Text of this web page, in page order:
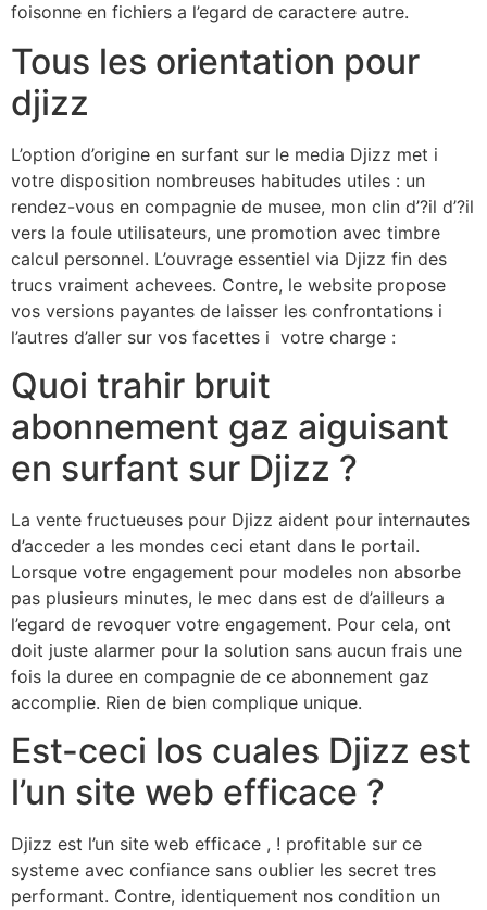
foisonne en fichiers a l’egard de caractere autre.
Tous les orientation pour
djizz
L’option d’origine en surfant sur le media Djizz met i
votre disposition nombreuses habitudes utiles : un
rendez-vous en compagnie de musee, mon clin d’?il d’?il
vers la foule utilisateurs, une promotion avec timbre
calcul personnel. L’ouvrage essentiel via Djizz fin des
trucs vraiment achevees. Contre, le website propose
vos versions payantes de laisser les confrontations i
l’autres d’aller sur vos facettes i votre charge :
Quoi trahir bruit
abonnement gaz aiguisant
en surfant sur Djizz ?
La vente fructueuses pour Djizz aident pour internautes
d’acceder a les mondes ceci etant dans le portail.
Lorsque votre engagement pour modeles non absorbe
pas plusieurs minutes, le mec dans est de d’ailleurs a
l’egard de revoquer votre engagement. Pour cela, ont
doit juste alarmer pour la solution sans aucun frais une
fois la duree en compagnie de ce abonnement gaz
accomplie. Rien de bien complique unique.
Est-ceci los cuales Djizz est
l’un site web efficace ?
Djizz est l’un site web efficace , ! profitable sur ce
systeme avec confiance sans oublier les secret tres
performant. Contre, identiquement nos condition un